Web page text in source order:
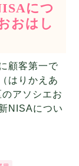
につ
おはし
顧客第一で
はりかえあ
アソシエお
NISAについ